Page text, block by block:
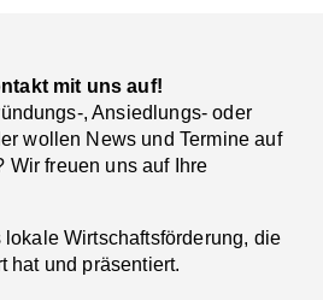
mit uns auf!
, Ansiedlungs- oder
wollen News und Termine auf
Wir freuen uns auf Ihre
Wirtschaftsförderung, die
hat und präsentiert.